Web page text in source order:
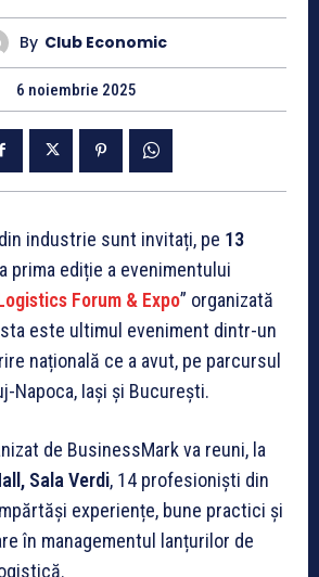
By Club Economic
6 noiembrie 2025
industrie sunt invitați, pe 13
prima ediție a evenimentului
Forum & Expo” organizată
este ultimul eveniment dintr-un
națională ce a avut, pe parcursul
Napoca, Iași și București.
de BusinessMark va reuni, la
Sala Verdi, 14 profesioniști din
experiențe, bune practici și
în managementul lanțurilor de